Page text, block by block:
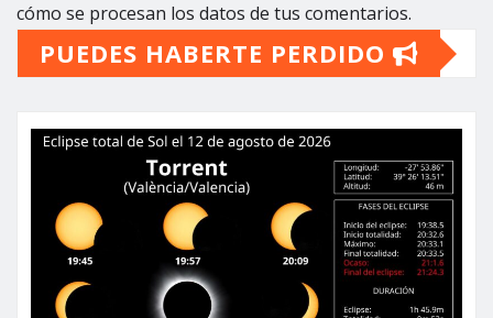
cómo se procesan los datos de tus comentarios.
PUEDES HABERTE PERDIDO